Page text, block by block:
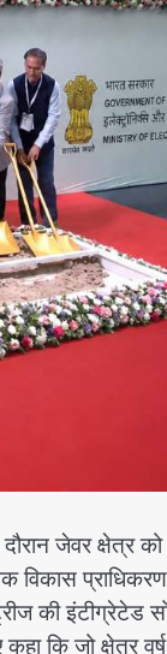
जेवर क्षेत्र को
विकास प्राधिकरण
की इंटीग्रेटेड
कि जो क्षेत्र वर्ष